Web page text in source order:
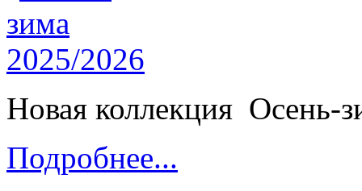
Новая коллекция Осень-
Подробнее...